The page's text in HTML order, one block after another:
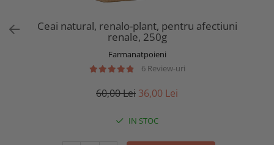
Ceai natural, renalo-plant, pentru afectiuni
renale, 250g
Farmanatpoieni
6 Review-uri
60,00 Lei 36,00 Lei
IN STOC